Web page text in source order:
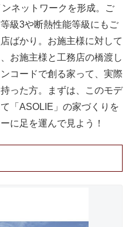
ネットワークを形成。ご
級3や断熱性能等級にもご
ばかり。お施主様に対して
お施主様と工務店の橋渡し
コードで創る家って、実際
った方。まずは、このモデ
「ASOLIE」の家づくりを
に足を運んで見よう！